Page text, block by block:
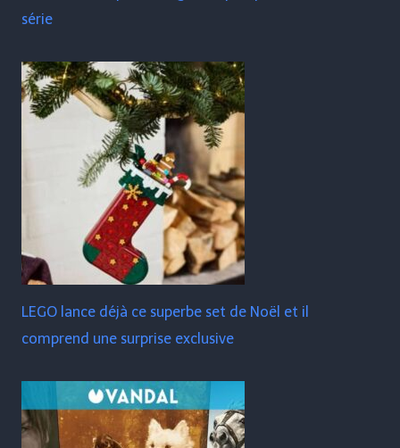
série
LEGO lance déjà ce superbe set de Noël et il
comprend une surprise exclusive